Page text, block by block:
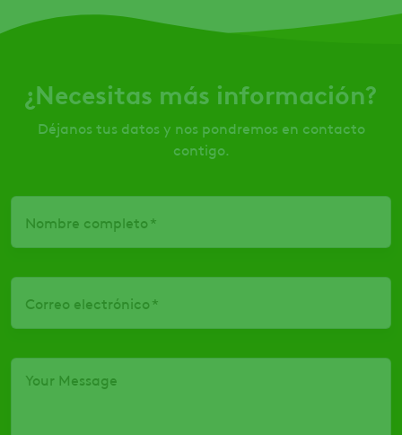
¿Necesitas más información?
Déjanos tus datos y nos pondremos en contacto
contigo.
Nombre completo
Correo electrónico
Your Message